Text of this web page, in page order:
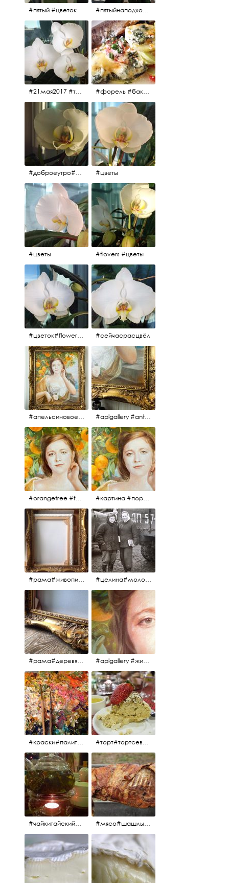
#пятый #цветок #пятыйнаподходе# цветы #весна2017
#21мая2017 #трио #цветы #форель #баклажаны #помидоры #завтрак
#доброеутро#май#солнце#цветы #майсолнцецветы #цветы
#цветы #flovers #цветы
#цветок#flowers #💜🌸 #сейчасрасцвёл
#апельсиновоедерево #плодородие #изобилие #картина #портрет #живопись #девушка #апельсиновоедерево #плодородие #рама #антикварнаярама #антиквариат #antiques #abundance #aplgallery #portrait #painting #frame #fertility #orangetree @aplgallery #aplgallery #antiques #painting #portrait #frame #antiqueframe #abundance #fertility #orangetree #антиквариат#картина#фрагмент #живопись #улыбка #девушка #портрет #рама #антикварнаярама #изобилие #плодородие #апельсиновоедерево
#orangetree #fertility #abundance #portrait #painting #живопись #портрет #картина #девушка #улыбка #aplgallery #картина #портрет #живопись #апельсиновоедерево # девушка #улыбка #изобилие #плодородие #painting #portrait #abundance #fertility #orangetree #aplgallery
#рама#живопись#антиквариат#спб#aplgallery #целина#молодёжьнацелине#комсомолки#50тыегода #50тые#СССР
#рама#деревяннаярама#антиквариат#живопись#aplgallery #aplgallery #живопись #портрет
#краски#палитра#картина#живопись#aplgallery #торт#тортсевер#север#severspb#северметрополь#безе#безесклубникой#тортвоздушный#тортсбезе#cake#meringuecake#meringuecakewithstrawberries @sever_metropol
#чайкитайский#чай#tea#teachinese @chinacook.ru #мясо#шашлык#шашлыкмашлык #пальчикиоближешь